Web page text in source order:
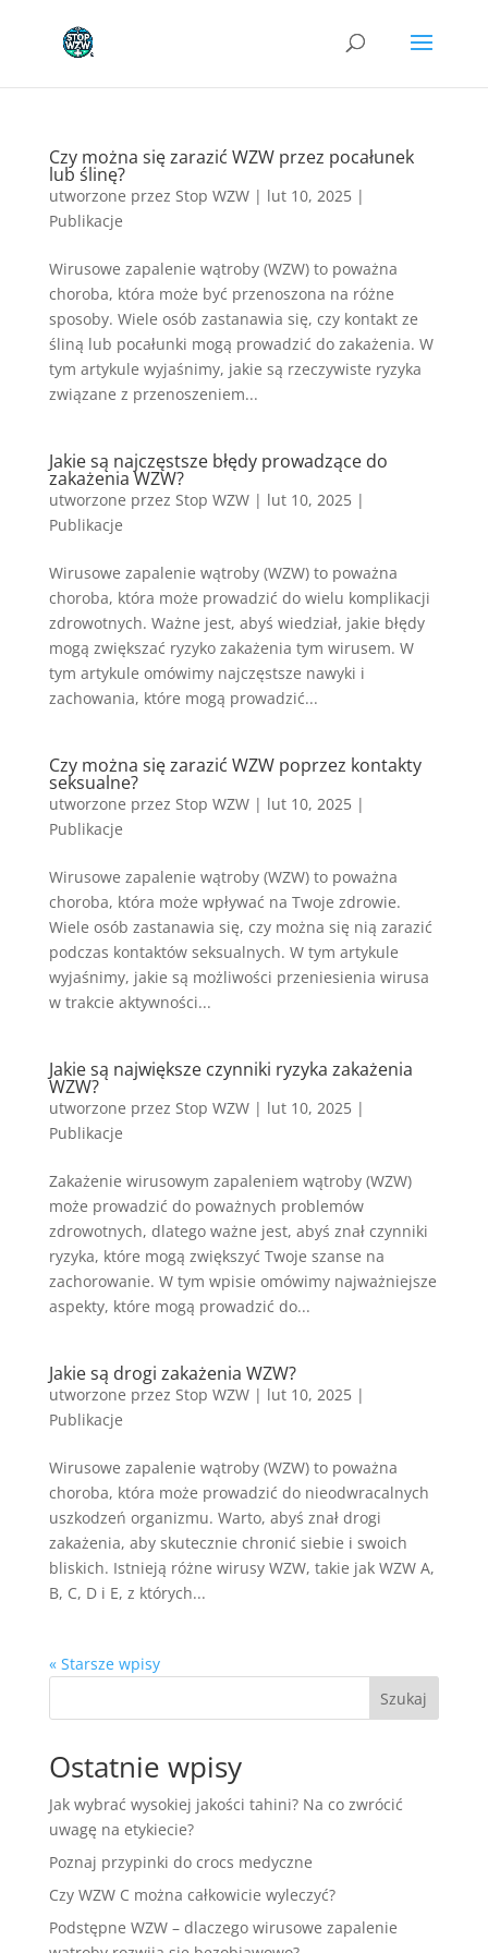
Czy można się zarazić WZW przez pocałunek
lub ślinę?
utworzone przez Stop WZW| lut 10, 2025|
Publikacje
Wirusowe zapalenie wątroby (WZW) to poważna
choroba, która może być przenoszona na różne
sposoby. Wiele osób zastanawia się, czy kontakt ze
śliną lub pocałunki mogą prowadzić do zakażenia. W
tym artykule wyjaśnimy, jakie są rzeczywiste ryzyka
związane z przenoszeniem...
Jakie są najczęstsze błędy prowadzące do
zakażenia WZW?
utworzone przez Stop WZW| lut 10, 2025|
Publikacje
Wirusowe zapalenie wątroby (WZW) to poważna
choroba, która może prowadzić do wielu komplikacji
zdrowotnych. Ważne jest, abyś wiedział, jakie błędy
mogą zwiększać ryzyko zakażenia tym wirusem. W
tym artykule omówimy najczęstsze nawyki i
zachowania, które mogą prowadzić...
Czy można się zarazić WZW poprzez kontakty
seksualne?
utworzone przez Stop WZW| lut 10, 2025|
Publikacje
Wirusowe zapalenie wątroby (WZW) to poważna
choroba, która może wpływać na Twoje zdrowie.
Wiele osób zastanawia się, czy można się nią zarazić
podczas kontaktów seksualnych. W tym artykule
wyjaśnimy, jakie są możliwości przeniesienia wirusa
w trakcie aktywności...
Jakie są największe czynniki ryzyka zakażenia
WZW?
utworzone przez Stop WZW| lut 10, 2025|
Publikacje
Zakażenie wirusowym zapaleniem wątroby (WZW)
może prowadzić do poważnych problemów
zdrowotnych, dlatego ważne jest, abyś znał czynniki
ryzyka, które mogą zwiększyć Twoje szanse na
zachorowanie. W tym wpisie omówimy najważniejsze
aspekty, które mogą prowadzić do...
Jakie są drogi zakażenia WZW?
utworzone przez Stop WZW| lut 10, 2025|
Publikacje
Wirusowe zapalenie wątroby (WZW) to poważna
choroba, która może prowadzić do nieodwracalnych
uszkodzeń organizmu. Warto, abyś znał drogi
zakażenia, aby skutecznie chronić siebie i swoich
bliskich. Istnieją różne wirusy WZW, takie jak WZW A,
B, C, D i E, z których...
« Starsze wpisy
Szukaj
Ostatnie wpisy
Jak wybrać wysokiej jakości tahini? Na co zwrócić
uwagę na etykiecie?
Poznaj przypinki do crocs medyczne
Czy WZW C można całkowicie wyleczyć?
Podstępne WZW – dlaczego wirusowe zapalenie